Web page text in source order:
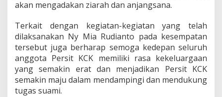
akan mengadakan ziarah dan anjangsana.
Terkait dengan kegiatan-kegiatan yang telah
dilaksanakan Ny Mia Rudianto pada kesempatan
tersebut juga berharap semoga kedepan seluruh
anggota Persit KCK memiliki rasa kekeluargaan
yang semakin erat dan menjadikan Persit KCK
semakin maju dalam mendampingi dan mendukung
tugas suami.